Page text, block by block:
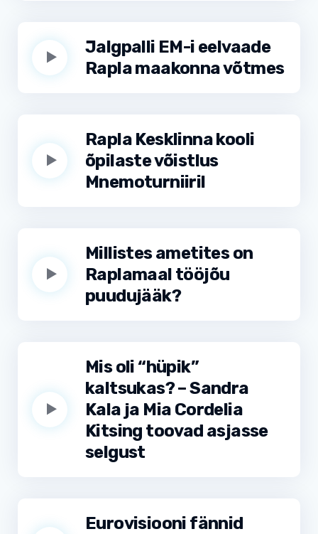
Jalgpalli EM-i eelvaade
Rapla maakonna võtmes
Rapla Kesklinna kooli
õpilaste võistlus
Mnemoturniiril
Millistes ametites on
Raplamaal tööjõu
puudujääk?
Mis oli “hüpik”
kaltsukas? – Sandra
Kala ja Mia Cordelia
Kitsing toovad asjasse
selgust
Eurovisiooni fännid